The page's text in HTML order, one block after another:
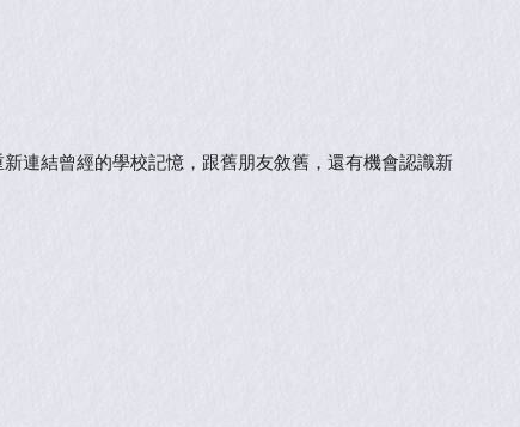
連結曾經的學校記憶，跟舊朋友敘舊，還有機會認識新